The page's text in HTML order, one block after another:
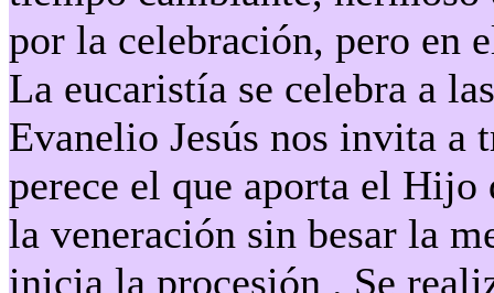
por la celebración, pero en
La eucaristía se celebra a
Evanelio Jesús nos invita a
perece el que aporta el
la veneración sin besar la
inicia la procesión . Se